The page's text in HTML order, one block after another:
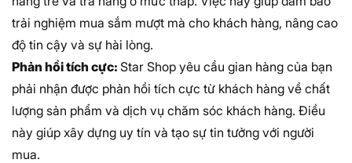
trải nghiệm mua sắm mượt mà cho khách hàng, nâng cao
độ tin cậy và sự hài lòng.
Phản hồi tích cực: Star Shop yêu cầu gian hàng của bạn
phải nhận được phản hồi tích cực từ khách hàng về chất
lượng sản phẩm và dịch vụ chăm sóc khách hàng. Điều
này giúp xây dựng uy tín và tạo sự tin tưởng với người
mua.